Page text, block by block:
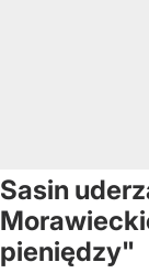
Sasin
pieniędzy"